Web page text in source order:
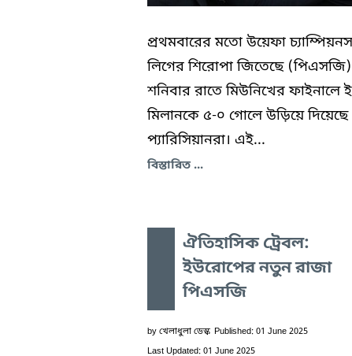
প্রথমবারের মতো উয়েফা চ্যাম্পিয়নস
লিগের শিরোপা জিতেছে
শনিবার রাতে মিউনিখের ফাইনালে
মিলানকে ৫-০ গোলে উড়িয়ে দিয়েছে
প্যারিসিয়ানরা। এই...
বিস্তারিত ...
ঐতিহাসিক ট্রেবল:
ইউরোপের নতুন রাজা
পিএসজি
by খেলাধুলা ডেস্ক Published: 01 June 2025
Last Updated: 01 June 2025